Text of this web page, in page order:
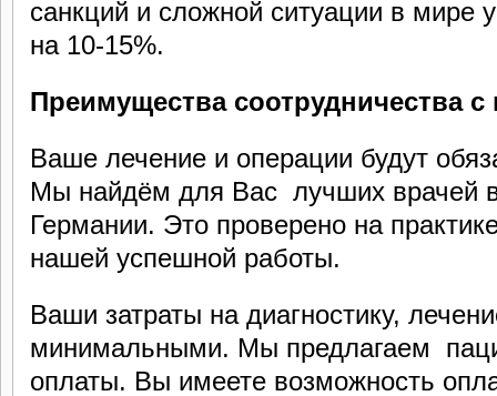
санкций и сложной ситуации в мире
на 10-15%.
Преимущества соотрудничества с
Ваше лечение и операции будут
Мы найдём для Вас лучших врачей
Германии. Это проверено на
нашей успешной работы.
Ваши затраты на диагностику,
минимальными. Мы предлагаем
оплаты. Вы имеете возможность